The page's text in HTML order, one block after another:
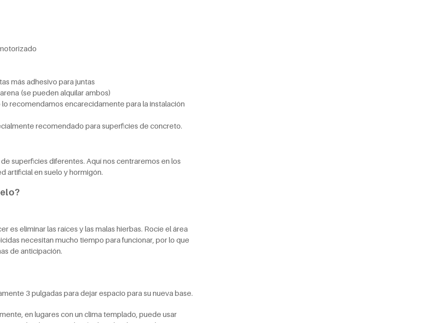
más adhesivo para juntas
(se pueden alquilar ambos)
recomendamos encarecidamente para la instalación
recomendado para superficies de concreto.
superficies diferentes. Aquí nos centraremos en los
artificial en suelo y hormigón.
es eliminar las raíces y las malas hierbas. Rocíe el área
necesitan mucho tiempo para funcionar, por lo que
de anticipación.
3 pulgadas para dejar espacio para su nueva base.
en lugares con un clima templado, puede usar